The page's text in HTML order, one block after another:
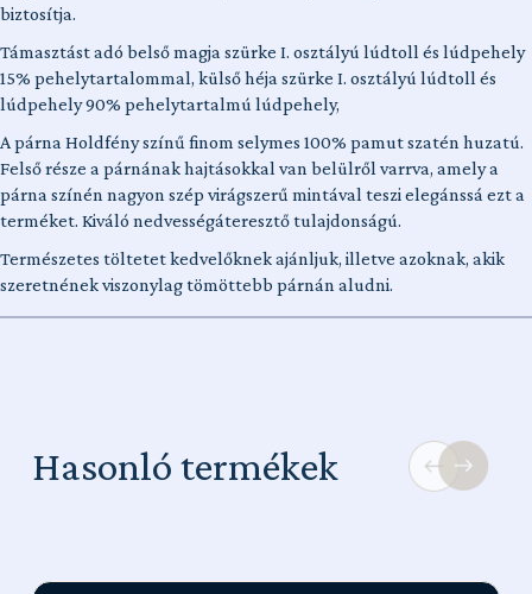
biztosítja.
Támasztást adó belső magja szürke I. osztályú lúdtoll és lúdpehely
15% pehelytartalommal, külső héja szürke I. osztályú lúdtoll és
lúdpehely 90% pehelytartalmú lúdpehely,
A párna Holdfény színű finom selymes 100% pamut szatén huzatú.
Felső része a párnának hajtásokkal van belülről varrva, amely a
párna színén nagyon szép virágszerű mintával teszi elegánssá ezt a
terméket. Kiváló nedvességáteresztő tulajdonságú.
Természetes töltetet kedvelőknek ajánljuk, illetve azoknak, akik
szeretnének viszonylag tömöttebb párnán aludni.
Hasonló termékek